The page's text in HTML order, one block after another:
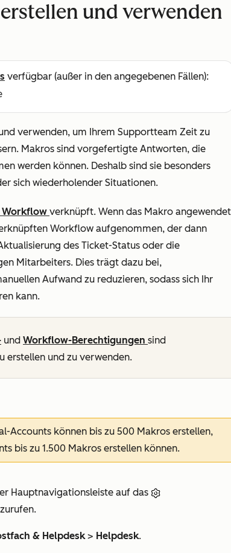
und verwenden
verfügbar (außer in den angegebenen Fällen):
verwenden, um Ihrem Supportteam Zeit zu
Makros sind vorgefertigte Antworten, die
werden können. Deshalb sind sie besonders
sich wiederholender Situationen.
Workflow verknüpft. Wenn das Makro angewendet
Workflow aufgenommen, der dann
des Ticket-Status oder die
Mitarbeiters. Dies trägt dazu bei,
Aufwand zu reduzieren, sodass sich Ihr
kann.
und Workflow-Berechtigungen sind
erstellen und zu verwenden.
Accounts können bis zu 500 Makros erstellen,
bis zu 1.500 Makros erstellen können.
Hauptnavigationsleiste auf das
& Helpdesk> Helpdesk.